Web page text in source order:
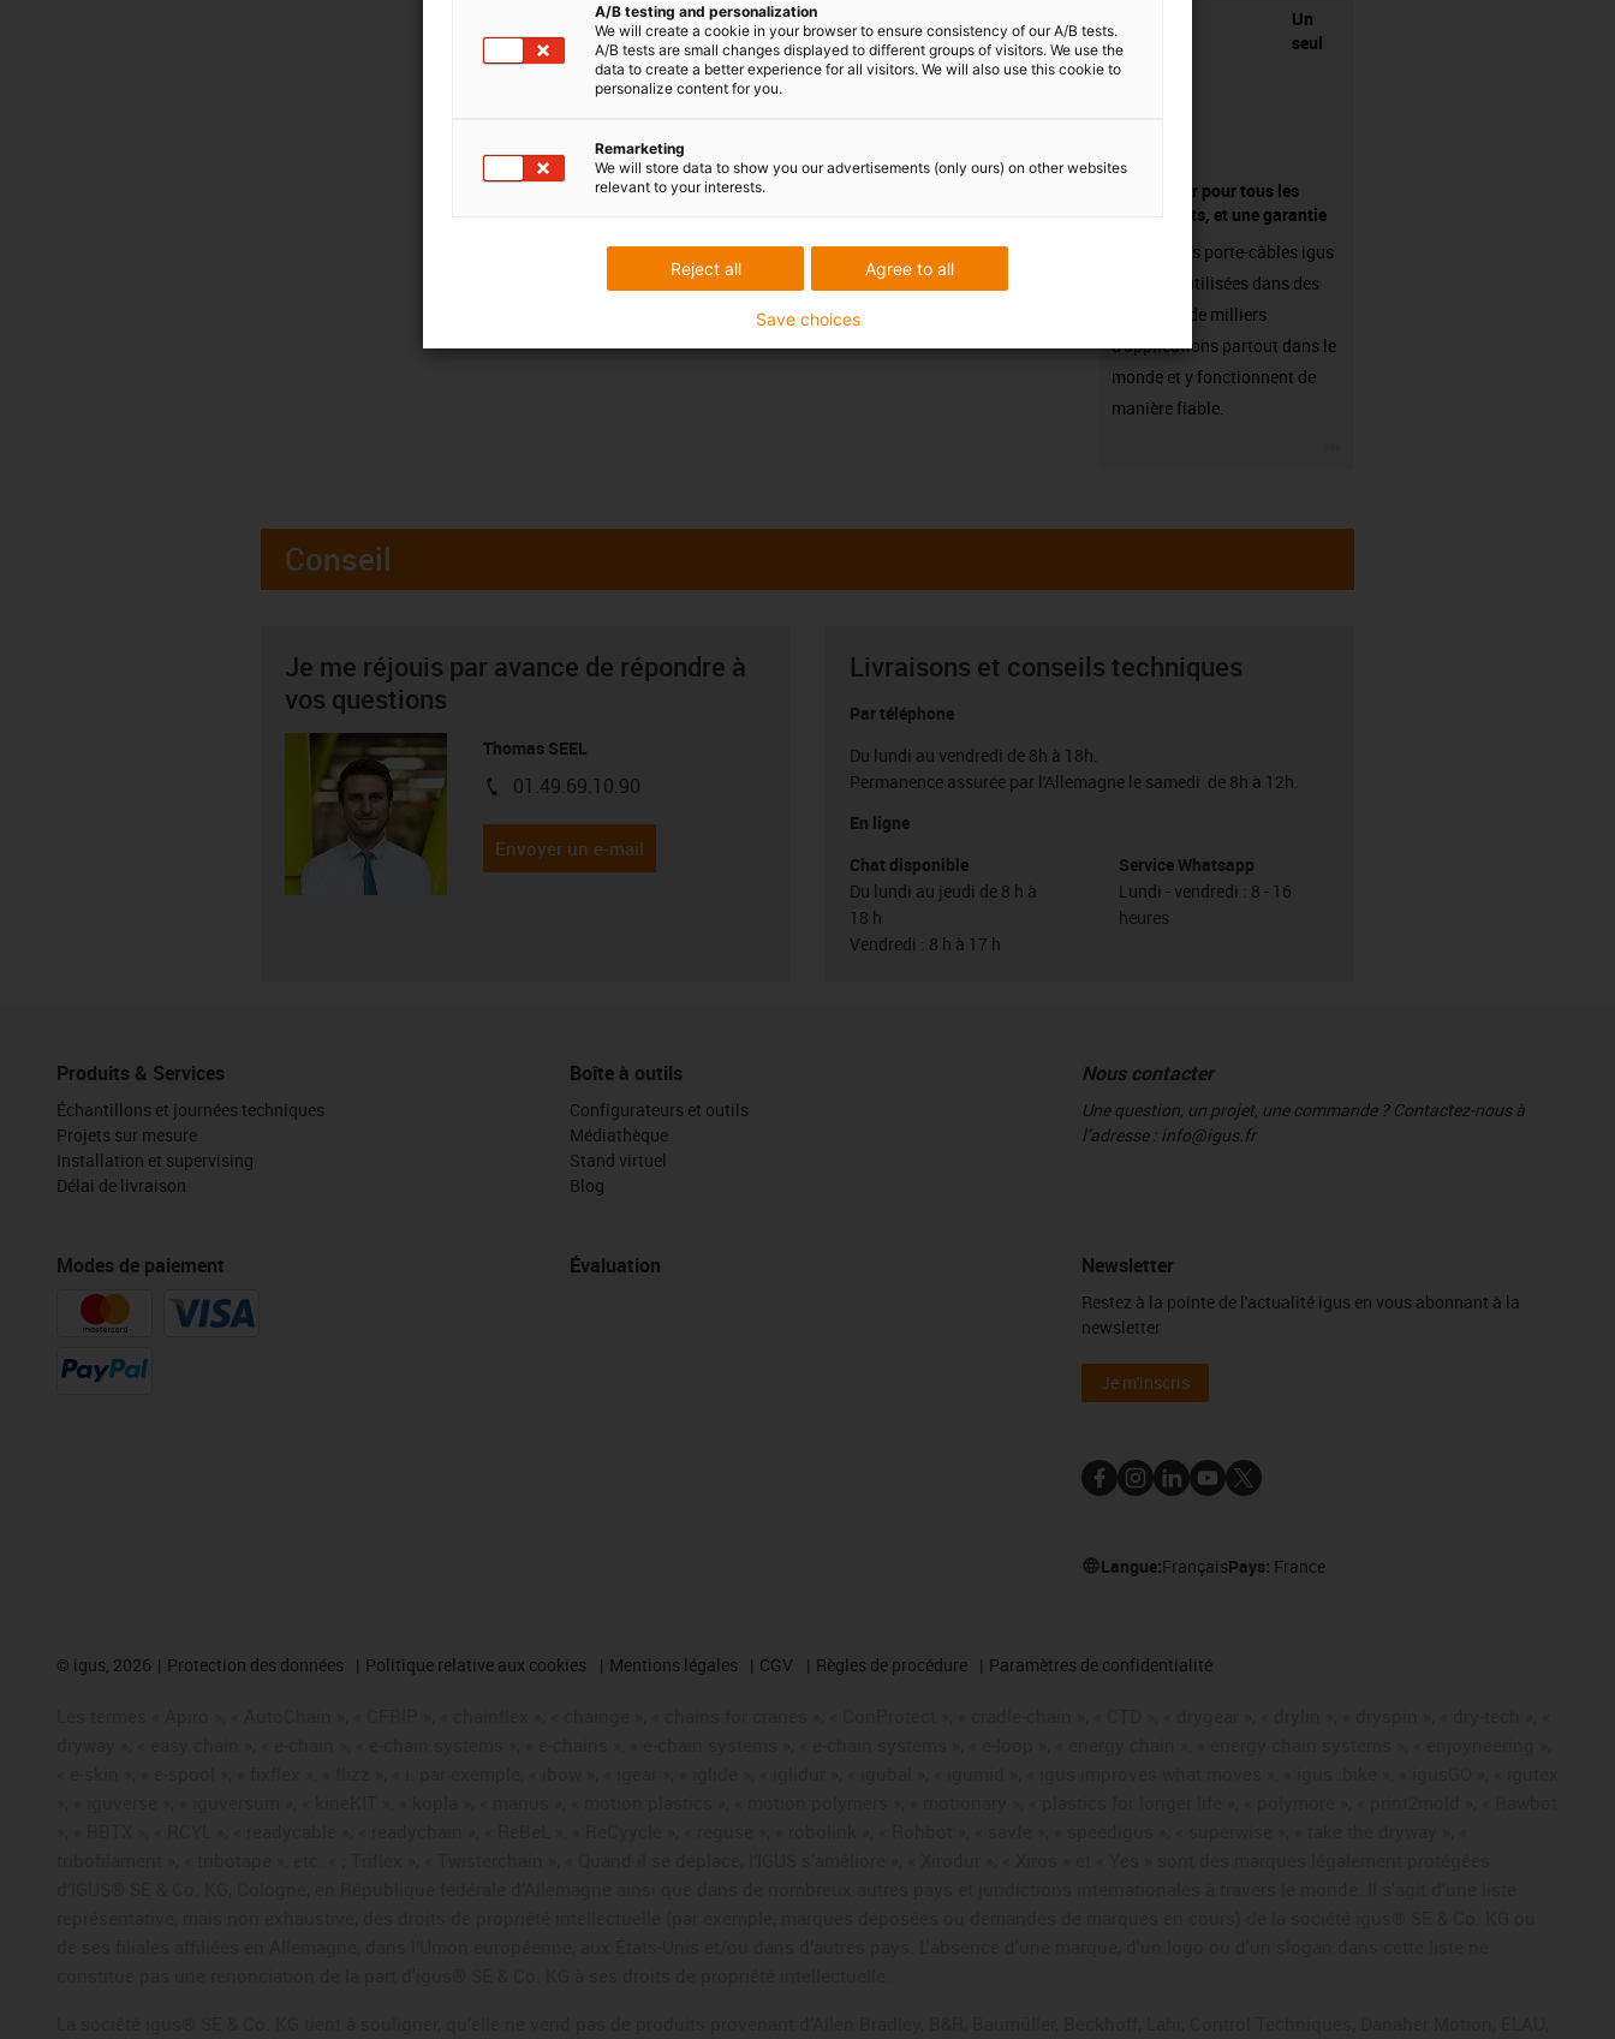
Un
seul
fournisseur pour tous les
composants, et une garantie
Les chaînes porte-câbles igus
sont déjà utilisées dans des
centaines de milliers
d'applications partout dans le
monde et y fonctionnent de
manière fiable.
Conseil
Je me réjouis par avance de répondre à
vos questions
Thomas SEEL
igus-icon-phone
01.49.69.10.90
Envoyer un e-mail
Livraisons et conseils techniques
Par téléphone
Du lundi au vendredi de 8h à 18h.
Permanence assurée par l'Allemagne le samedi de 8h à 12h.
En ligne
Chat disponible
Du lundi au jeudi de 8 h à
18 h
Vendredi : 8 h à 17 h
Service Whatsapp
Lundi - vendredi : 8 - 16
heures
Produits & Services
Échantillons et journées techniques
Projets sur mesure
Installation et supervising
Délai de livraison
Modes de paiement
Boîte à outils
Configurateurs et outils
Médiathèque
Stand virtuel
Blog
Évaluation
Nous contacter
Une question, un projet, une commande ? Contactez-nous à
l’adresse : info@igus.fr
Newsletter
Restez à la pointe de l'actualité igus en vous abonnant à la
newsletter
Je m'inscris
Langue:FrançaisPays: France
© igus, 2026 Protection des données Politique relative aux cookies Mentions légales CGV Règles de procédure Paramètres de confidentialité
A/B testing and personalization
We will create a cookie in your browser to ensure consistency of our A/B tests.
A/B tests are small changes displayed to different groups of visitors. We use the
data to create a better experience for all visitors. We will also use this cookie to
personalize content for you.
Remarketing
We will store data to show you our advertisements (only ours) on other websites
relevant to your interests.
Agree to all
Reject all
Save choices